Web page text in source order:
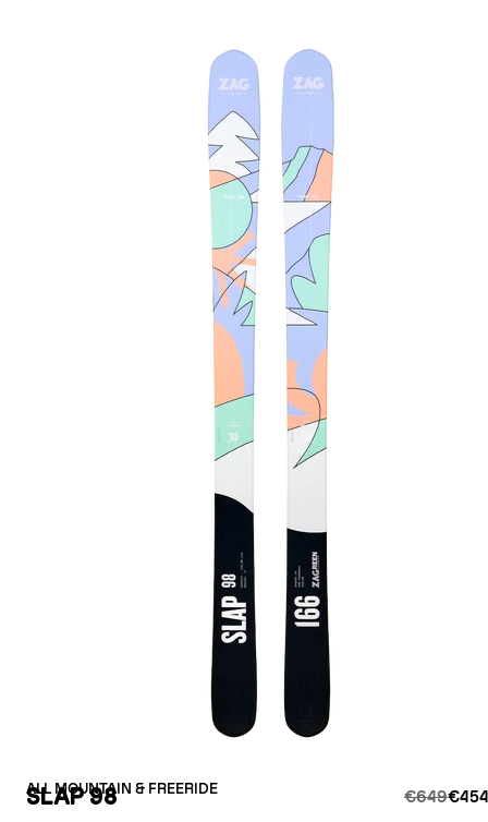
ALL MOUNTAIN & FREERIDE
SLAP 98 €649